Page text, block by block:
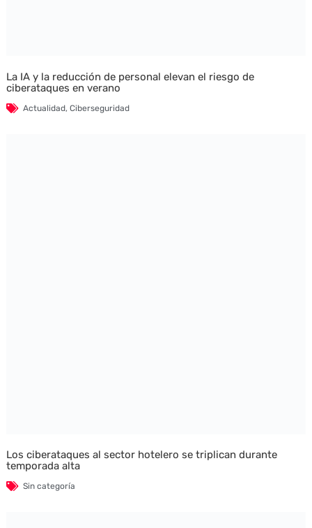
La IA y la reducción de personal elevan el riesgo de
ciberataques en verano
Actualidad, Ciberseguridad
Los ciberataques al sector hotelero se triplican durante
temporada alta
Sin categoría